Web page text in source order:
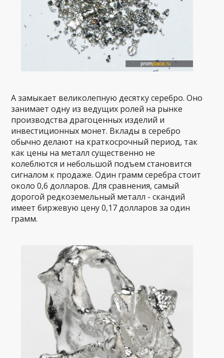
А замыкает великолепную десятку серебро. Оно
занимает одну из ведущих ролей на рынке
производства драгоценных изделий и
инвестиционных монет. Вклады в серебро
обычно делают на краткосрочный период, так
как цены на металл существенно не
колеблются и небольшой подъем становится
сигналом к продаже. Один грамм серебра стоит
около 0,6 долларов. Для сравнения, самый
дорогой редкоземельный металл - скандий
имеет биржевую цену 0,17 долларов за один
грамм.